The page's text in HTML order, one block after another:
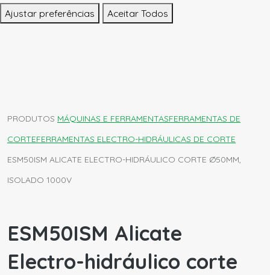
Ajustar preferências Aceitar Todos
PRODUTOS MÁQUINAS E FERRAMENTASFERRAMENTAS DE
CORTEFERRAMENTAS ELECTRO-HIDRÁULICAS DE CORTE
ESM50ISM ALICATE ELECTRO-HIDRÁULICO CORTE Ø50MM,
ISOLADO 1000V
ESM50ISM Alicate
Electro-hidráulico corte